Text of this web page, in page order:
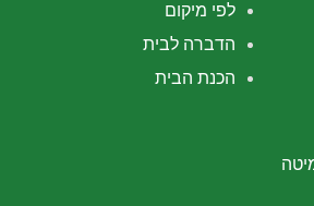
לפי מיקום
הדברה לבית
הכנת הבית